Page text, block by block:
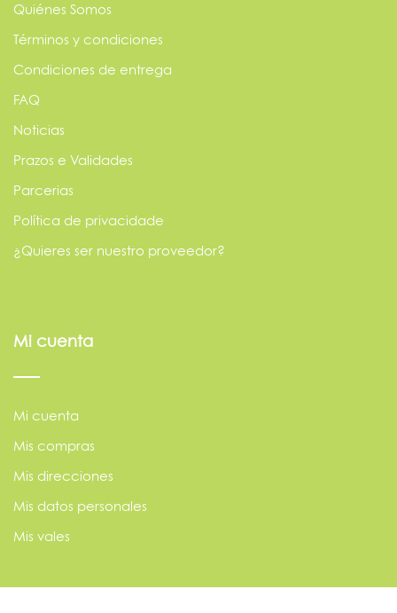
Quiénes Somos
Términos y condiciones
Condiciones de entrega
FAQ
Noticias
Prazos e Validades
Parcerias
Política de privacidade
¿Quieres ser nuestro proveedor?
Mi cuenta
Mi cuenta
Mis compras
Mis direcciones
Mis datos personales
Mis vales